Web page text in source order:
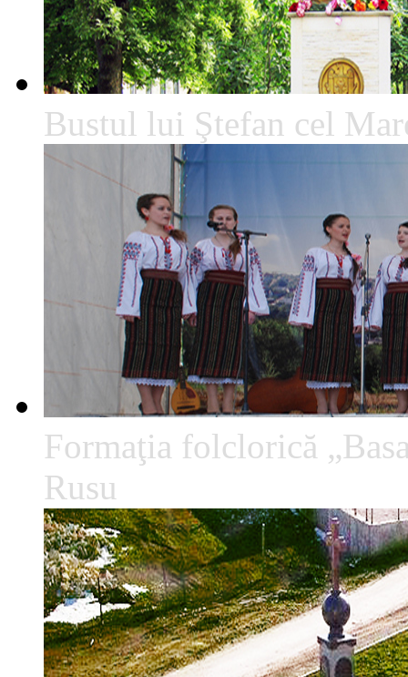
Bustul lui Ştefan cel
Formaţia folclorică
Rusu